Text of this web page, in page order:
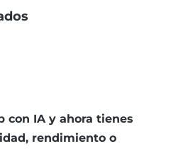
con IA y ahora tienes
rendimiento o